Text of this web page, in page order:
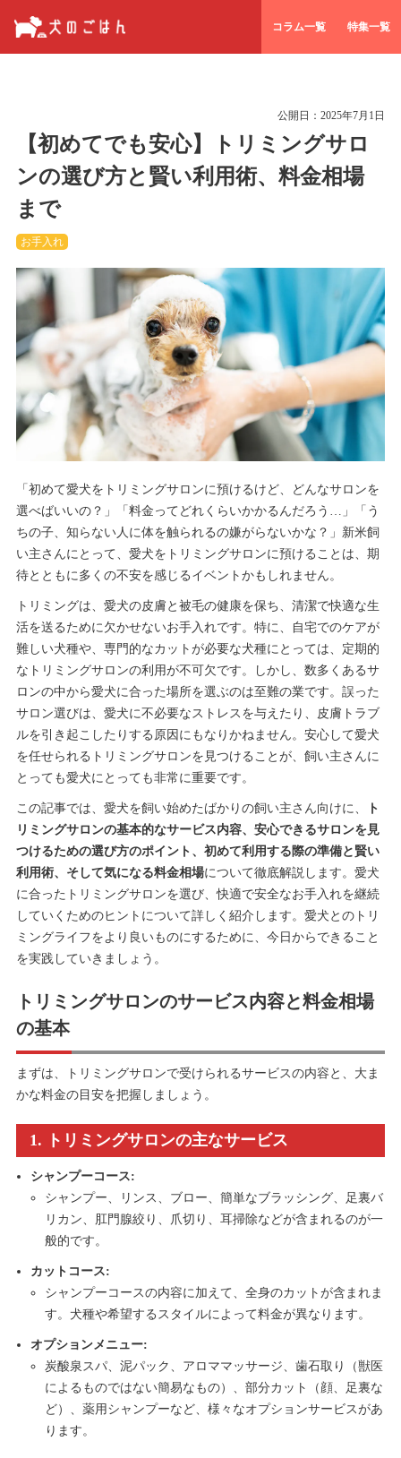
コラム一覧 特集一覧
公開日：2025年7月1日
【初めてでも安心】トリミングサロ
ンの選び方と賢い利用術、料金相場
まで
お手入れ
「初めて愛犬をトリミングサロンに預けるけど、どんなサロンを
選べばいいの？」「料金ってどれくらいかかるんだろう…」「う
ちの子、知らない人に体を触られるの嫌がらないかな？」新米飼
い主さんにとって、愛犬をトリミングサロンに預けることは、期
待とともに多くの不安を感じるイベントかもしれません。
トリミングは、愛犬の皮膚と被毛の健康を保ち、清潔で快適な生
活を送るために欠かせないお手入れです。特に、自宅でのケアが
難しい犬種や、専門的なカットが必要な犬種にとっては、定期的
なトリミングサロンの利用が不可欠です。しかし、数多くあるサ
ロンの中から愛犬に合った場所を選ぶのは至難の業です。誤った
サロン選びは、愛犬に不必要なストレスを与えたり、皮膚トラブ
ルを引き起こしたりする原因にもなりかねません。安心して愛犬
を任せられるトリミングサロンを見つけることが、飼い主さんに
とっても愛犬にとっても非常に重要です。
この記事では、愛犬を飼い始めたばかりの飼い主さん向けに、
ト
リミングサロンの基本的なサービス内容、安心できるサロンを見
つけるための選び方のポイント、初めて利用する際の準備と賢い
利用術、そして気になる料金相場について徹底解説します。愛犬
に合ったトリミングサロンを選び、快適で安全なお手入れを継続
していくためのヒントについて詳しく紹介します。愛犬とのトリ
ミングライフをより良いものにするために、今日からできること
を実践していきましょう。
トリミングサロンのサービス内容と料金相場
の基本
まずは、トリミングサロンで受けられるサービスの内容と、大ま
かな料金の目安を把握しましょう。
1. トリミングサロンの主なサービス
シャンプーコース:
シャンプー、リンス、ブロー、簡単なブラッシング、足裏バ
リカン、肛門腺絞り、爪切り、耳掃除などが含まれるのが一
般的です。
カットコース:
シャンプーコースの内容に加えて、全身のカットが含まれま
す。犬種や希望するスタイルによって料金が異なります。
オプションメニュー:
炭酸泉スパ、泥パック、アロママッサージ、歯石取り（獣医
によるものではない簡易なもの）、部分カット（顔、足裏な
ど）、薬用シャンプーなど、様々なオプションサービスがあ
ります。